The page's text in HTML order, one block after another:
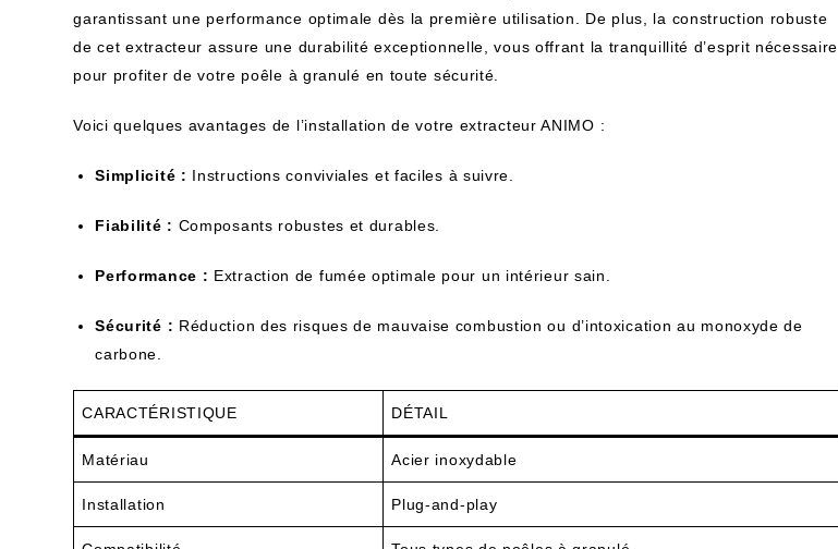
garantissant une performance optimale dès la première utilisation. De plus, la construction robuste
de cet extracteur assure une durabilité exceptionnelle, vous offrant la tranquillité d’esprit nécessaire
pour profiter de votre poêle à granulé en toute sécurité.
Voici quelques avantages de l’installation de votre extracteur ANIMO :
Simplicité : Instructions conviviales et faciles à suivre.
Fiabilité : Composants robustes et durables.
Performance : Extraction de fumée optimale pour un intérieur sain.
Sécurité : Réduction des risques de mauvaise combustion ou d’intoxication au monoxyde de
carbone.
CARACTÉRISTIQUE DÉTAIL
Matériau Acier inoxydable
Installation Plug-and-play